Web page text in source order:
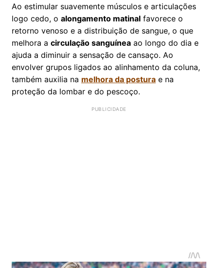
Ao estimular suavemente músculos e articulações
logo cedo, o alongamento matinal favorece o
retorno venoso e a distribuição de sangue, o que
melhora a circulação sanguínea ao longo do dia e
ajuda a diminuir a sensação de cansaço. Ao
envolver grupos ligados ao alinhamento da coluna,
também auxilia na melhora da postura e na
proteção da lombar e do pescoço.